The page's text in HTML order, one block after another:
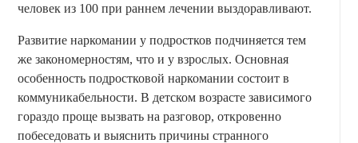
человек из 100 при раннем лечении выздоравливают.
Развитие наркомании у подростков подчиняется тем
же закономерностям, что и у взрослых. Основная
особенность подростковой наркомании состоит в
коммуникабельности. В детском возрасте зависимого
гораздо проще вызвать на разговор, откровенно
побеседовать и выяснить причины странного